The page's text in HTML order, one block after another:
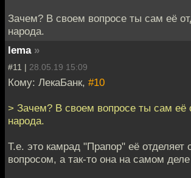
Зачем? В своем вопросе ты сам её
народа.
lema »
#11 | 28.05.19 15:09
Кому: ЛекаБанк, #10
> Зачем? В своем вопросе ты сам её
народа.
Т.е. это камрад "Прапор" её отделяет
вопросом, а так-то она на самом